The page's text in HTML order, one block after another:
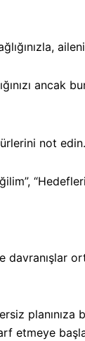
ancak
not
planınıza
etmeye